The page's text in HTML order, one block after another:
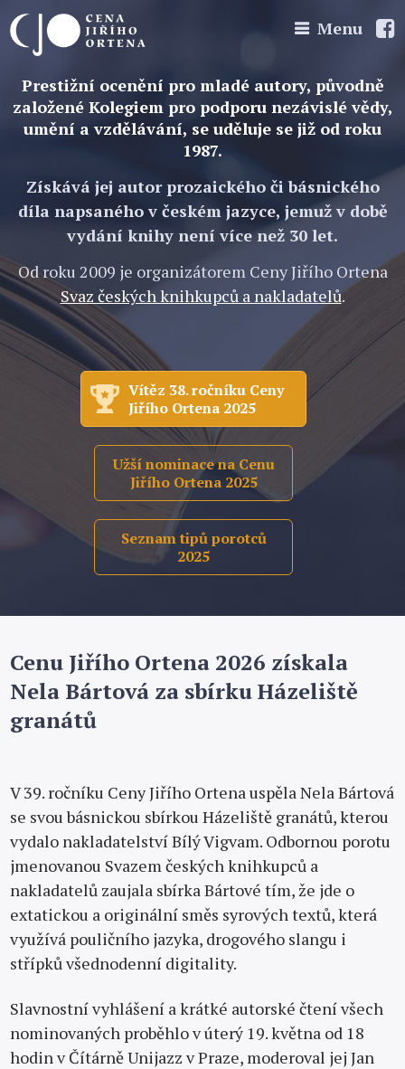
Menu
Prestižní ocenění pro mladé autory, původně
založené Kolegiem pro podporu nezávislé vědy,
umění a vzdělávání, se uděluje se již od roku
1987.
Získává jej autor prozaického či básnického
díla napsaného v českém jazyce, jemuž v době
vydání knihy není více než 30 let.
Od roku 2009 je organizátorem Ceny Jiřího Ortena
Svaz českých knihkupců a nakladatelů.
Vítěz 38. ročníku Ceny
Jiřího Ortena 2025
Užší nominace na Cenu
Jiřího Ortena 2025
Seznam tipů porotců
2025
Cenu Jiřího Ortena 2026 získala
Nela Bártová za sbírku Házeliště
granátů
V 39. ročníku Ceny Jiřího Ortena uspěla Nela Bártová
se svou básnickou sbírkou Házeliště granátů, kterou
vydalo nakladatelství Bílý Vigvam. Odbornou porotu
jmenovanou Svazem českých knihkupců a
nakladatelů zaujala sbírka Bártové tím, že jde o
extatickou a originální směs syrových textů, která
využívá pouličního jazyka, drogového slangu i
střípků všednodenní digitality.
Slavnostní vyhlášení a krátké autorské čtení všech
nominovaných proběhlo v úterý 19. května od 18
hodin v Čítárně Unijazz v Praze, moderoval jej Jan